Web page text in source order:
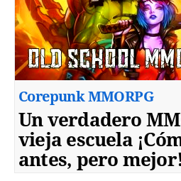
Corepunk MMORPG
Un verdadero
vieja escuela
antes, pero